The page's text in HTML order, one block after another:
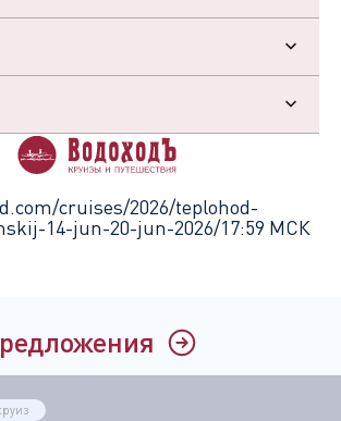
cruises/2026/teplohod-
14-jun-20-jun-2026/17:59 МСК